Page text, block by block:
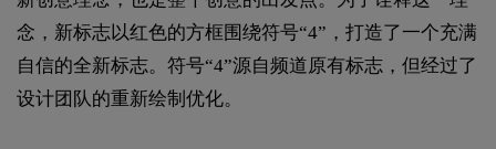
念，新标志以红色的方框围绕符号“4”，打造了一个充满
自信的全新标志。符号“4”源自频道原有标志，但经过了
设计团队的重新绘制优化。